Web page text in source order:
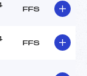
FFS
FFS